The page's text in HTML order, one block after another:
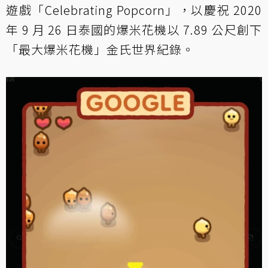
遊戲「Celebrating Popcorn」，以慶祝 2020
年 9 月 26 日泰國的爆米花機以 7.89 公尺創下
「最大爆米花機」金氏世界紀錄。